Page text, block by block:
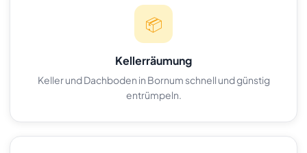
📦
Kellerräumung
Keller und Dachboden in Bornum schnell und günstig
entrümpeln.